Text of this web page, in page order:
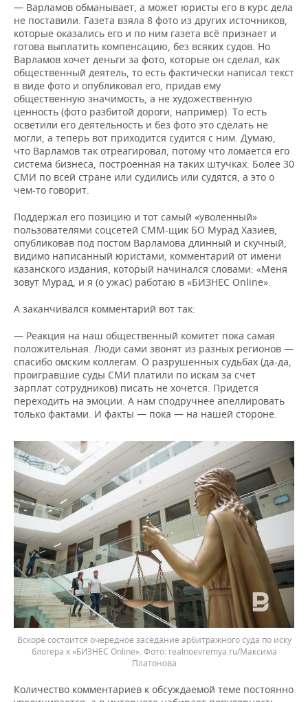
— Варламов обманывает, а может юристы его в курс дела
не поставили. Газета взяла 8 фото из других источников,
которые оказались его и по ним газета всё признает и
готова выплатить компенсацию, без всяких судов. Но
Варламов хочет деньги за фото, которые он сделал, как
общественный деятель, то есть фактически написал текст
в виде фото и опубликовал его, придав ему
общественную значимость, а не художественную
ценность (фото разбитой дороги, например). То есть
осветили его деятельность и без фото это сделать не
могли, а теперь вот приходится судится с ним. Думаю,
что Варламов так отреагировал, потому что ломается его
система бизнеса, построенная на таких штучках. Более 30
СМИ по всей стране или судились или судятся, а это о
чем-то говорит.
Поддержал его позицию и тот самый «уволенный»
пользователями соцсетей СММ-щик БО Мурад Хазиев,
опубликовав под постом Варламова длинный и скучный,
видимо написанный юристами, комментарий от имени
казанского издания, который начинался словами: «Меня
зовут Мурад, и я (о ужас) работаю в «БИЗНЕС Online».
А заканчивался комментарий вот так:
— Реакция на наш общественный комитет пока самая
положительная. Люди сами звонят из разных регионов —
спасибо омским коллегам. О разрушенных судьбах (да-да,
проигравшие суды СМИ платили по искам за счет
зарплат сотрудников) писать не хочется. Придется
переходить на эмоции. А нам сподручнее апеллировать
только фактами. И факты — пока — на нашей стороне.
Вскоре состоится очередное заседание арбитражного суда по иску
блогера к «БИЗНЕС Online».
realnoevremya.ru/Максима
Платонова
Количество комментариев к обсуждаемой теме постоянно